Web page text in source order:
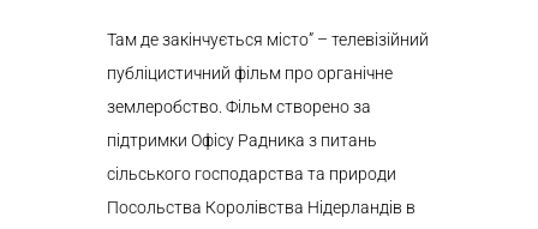
Там де закінчується місто” – телевізійний
публіцистичний фільм про органічне
землеробство. Фільм створено за
підтримки Офісу Радника з питань
сільського господарства та природи
Посольства Королівства Нідерландів в